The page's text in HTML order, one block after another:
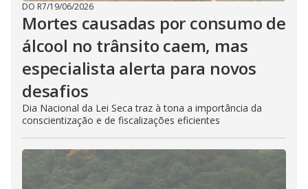
DO R7/19/06/2026
Mortes causadas por consumo de
álcool no trânsito caem, mas
especialista alerta para novos
desafios
Dia Nacional da Lei Seca traz à tona a importância da
conscientização e de fiscalizações eficientes